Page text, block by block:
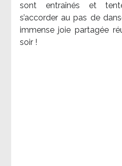
sont entraînés et
s’accorder au pas de
immense joie partagée
soir !